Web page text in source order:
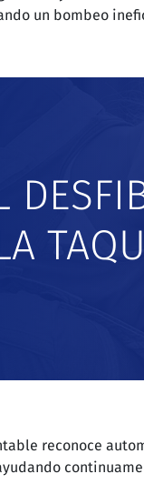
un bombeo
reconoce